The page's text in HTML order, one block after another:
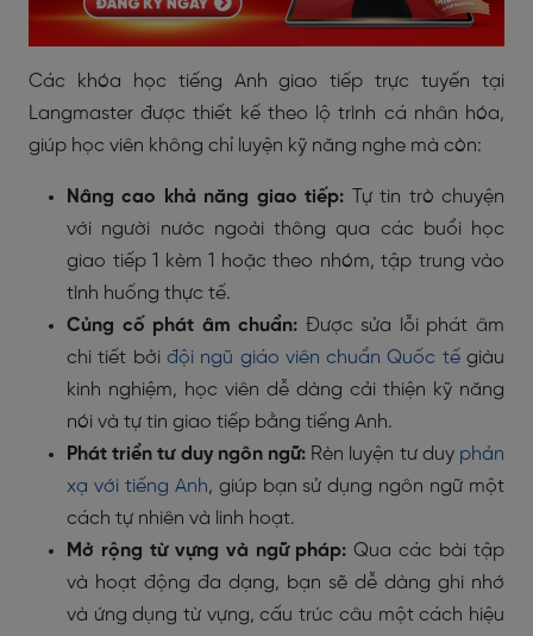
Các khóa học tiếng Anh giao tiếp trực tuyến tại
Langmaster được thiết kế theo lộ trình cá nhân hóa,
giúp học viên không chỉ luyện kỹ năng nghe mà còn:
Nâng cao khả năng giao tiếp: Tự tin trò chuyện
với người nước ngoài thông qua các buổi học
giao tiếp 1 kèm 1 hoặc theo nhóm, tập trung vào
tình huống thực tế.
Củng cố phát âm chuẩn: Được sửa lỗi phát âm
chi tiết bởi đội ngũ giáo viên chuẩn Quốc tếgiàu
kinh nghiệm, học viên dễ dàng cải thiện kỹ năng
nói và tự tin giao tiếp bằng tiếng Anh.
Phát triển tư duy ngôn ngữ: Rèn luyện tư duy phản
xạ với tiếng Anh, giúp bạn sử dụng ngôn ngữ một
cách tự nhiên và linh hoạt.
Mở rộng từ vựng và ngữ pháp: Qua các bài tập
và hoạt động đa dạng, bạn sẽ dễ dàng ghi nhớ
và ứng dụng từ vựng, cấu trúc câu một cách hiệu